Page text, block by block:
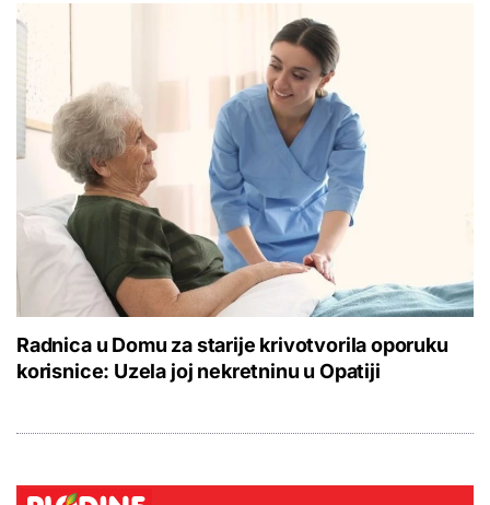
Radnica u Domu za starije krivotvorila oporuku
korisnice: Uzela joj nekretninu u Opatiji